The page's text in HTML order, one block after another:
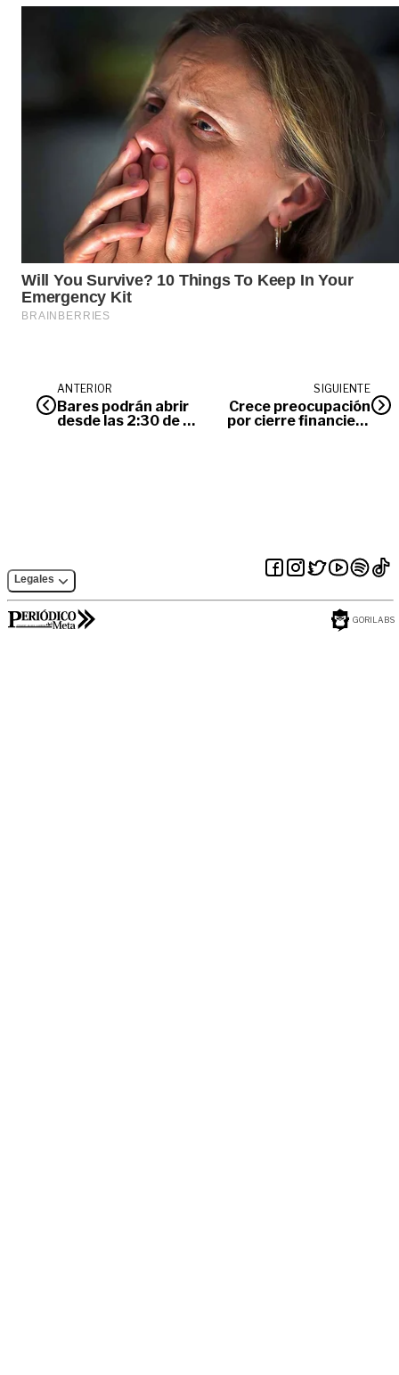
ANTERIOR
Bares podrán abrir
desde las 2:30 de la
SIGUIENTE
Crece preocupación
por cierre financiero
Legales
GORILABS